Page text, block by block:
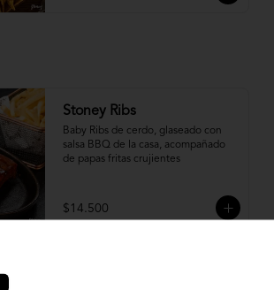
Stoney Ribs
Baby Ribs de cerdo, glaseado con
salsa BBQ de la casa, acompañado
de papas fritas crujientes
$14.500